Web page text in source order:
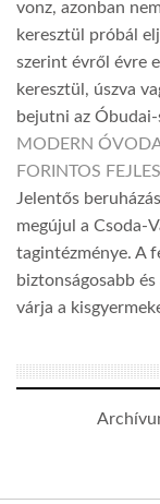
vonz, azonban
keresztül próbál
szerint évről évre
keresztül, úszva
bejutni az Óbudai-
MODERN
FORINTOS
Jelentős
megújul a Csoda-
tagintézménye. A
biztonságosabb
várja a